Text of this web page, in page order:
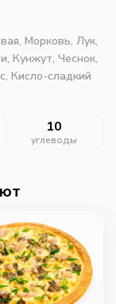
Морковь, Лук,
Кунжут, Чеснок,
Кисло-сладкий
10
углеводы